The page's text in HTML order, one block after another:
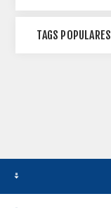
TAGS POPULARES